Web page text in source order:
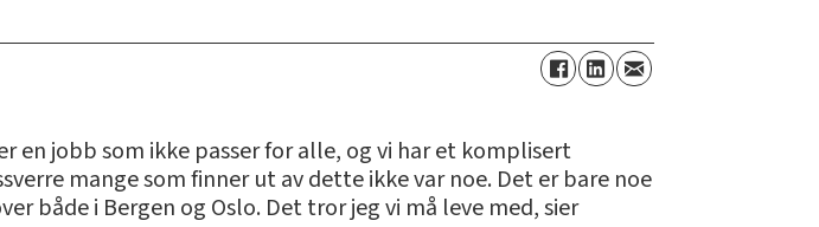
en jobb som ikke passer for alle, og vi har et komplisert
mange som finner ut av dette ikke var noe. Det er bare noe
både i Bergen og Oslo. Det tror jeg vi må leve med, sier